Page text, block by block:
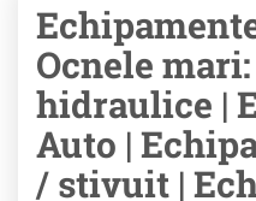
Ocnele
hidraulice |
Auto |
/ stivuit |